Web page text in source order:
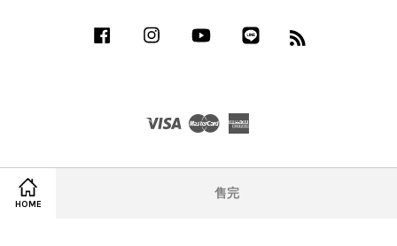
HOME
售完
Facebook Instagram YouTube
Visa Master